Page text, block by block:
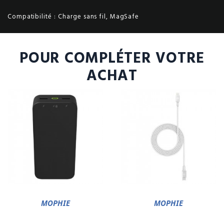
Compatibilité : Charge sans fil, MagSafe
POUR COMPLÉTER VOTRE
ACHAT
MOPHIE MOPHIE